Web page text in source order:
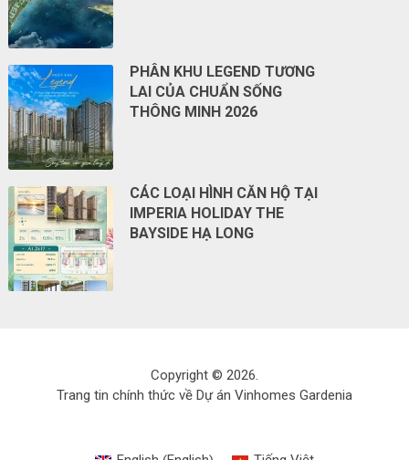
PHÂN KHU LEGEND TƯƠNG
LAI CỦA CHUẨN SỐNG
THÔNG MINH 2026
CÁC LOẠI HÌNH CĂN HỘ TẠI
IMPERIA HOLIDAY THE
BAYSIDE HẠ LONG
Copyright © 2026.
Trang tin chính thức về Dự án Vinhomes Gardenia